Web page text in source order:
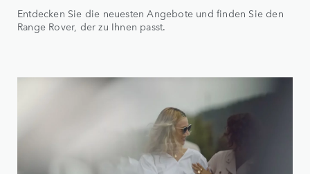
Entdecken Sie die neuesten Angebote und finden Sie den
Range Rover, der zu Ihnen passt.